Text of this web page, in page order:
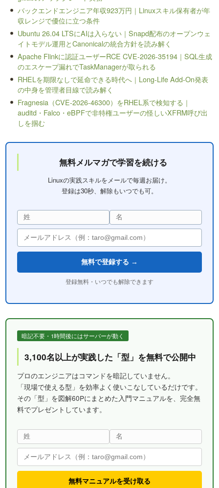
バックエンドエンジニア年収923万円｜Linuxスキル保有者が年
収レンジで優位に立つ条件
Ubuntu 26.04 LTSにAIは入らない｜Snapd配布のオープンウェ
イトモデル運用とCanonicalの統合方針を読み解く
Apache Flinkに認証ユーザーRCE CVE-2026-35194｜SQL生成
のエスケープ漏れでTaskManagerが取られる
RHELを期限なしで延命できる時代へ｜Long-Life Add-On発表
の中身を管理者目線で読み解く
Fragnesia（CVE-2026-46300）をRHEL系で検知する｜
auditd・Falco・eBPFで非特権ユーザーの怪しいXFRM呼び出
しを掴む
無料メルマガで学習を続ける
Linuxの実践スキルをメールで毎週お届け。
登録は30秒、解除もいつでも可。
無料で登録する →
登録無料・いつでも解除できます
暗記不要・1時間後にはサーバーが動く
3,100名以上が実践した「型」を無料で公開中
プロのエンジニアはコマンドを暗記していません。
「現場で使える型」を効率よく使いこなしているだけです。
その「型」を図解60Pにまとめた入門マニュアルを、完全無
料でプレゼントしています。
無料マニュアルを受け取る